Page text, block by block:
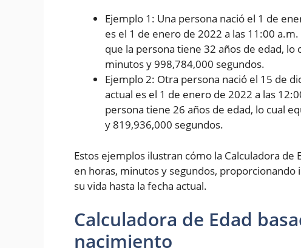
Ejemplo 1: Una persona nació el 1 de
es el 1 de enero de 2022 a las 11:00
que la persona tiene 32 años de edad,
minutos y 998,784,000 segundos.
Ejemplo 2: Otra persona nació el 15 de
actual es el 1 de enero de 2022 a las
persona tiene 26 años de edad, lo cual
y 819,936,000 segundos.
Estos ejemplos ilustran cómo la Calculadora
en horas, minutos y segundos,
su vida hasta la fecha actual.
Calculadora de Edad
nacimiento